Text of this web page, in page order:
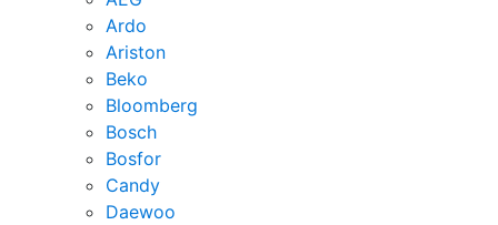
Ardo
Ariston
Beko
Bloomberg
Bosch
Bosfor
Candy
Daewoo